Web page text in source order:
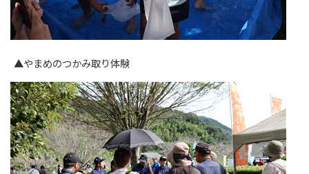
▲やまめのつかみ取り体験